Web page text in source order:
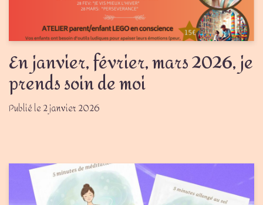
En janvier, février, mars 2026, je
prends soin de moi
2 janvier 2026